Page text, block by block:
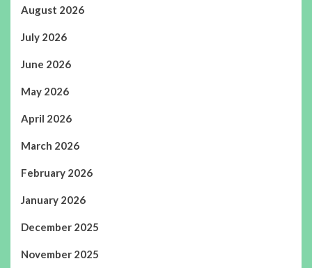
August 2026
July 2026
June 2026
May 2026
April 2026
March 2026
February 2026
January 2026
December 2025
November 2025